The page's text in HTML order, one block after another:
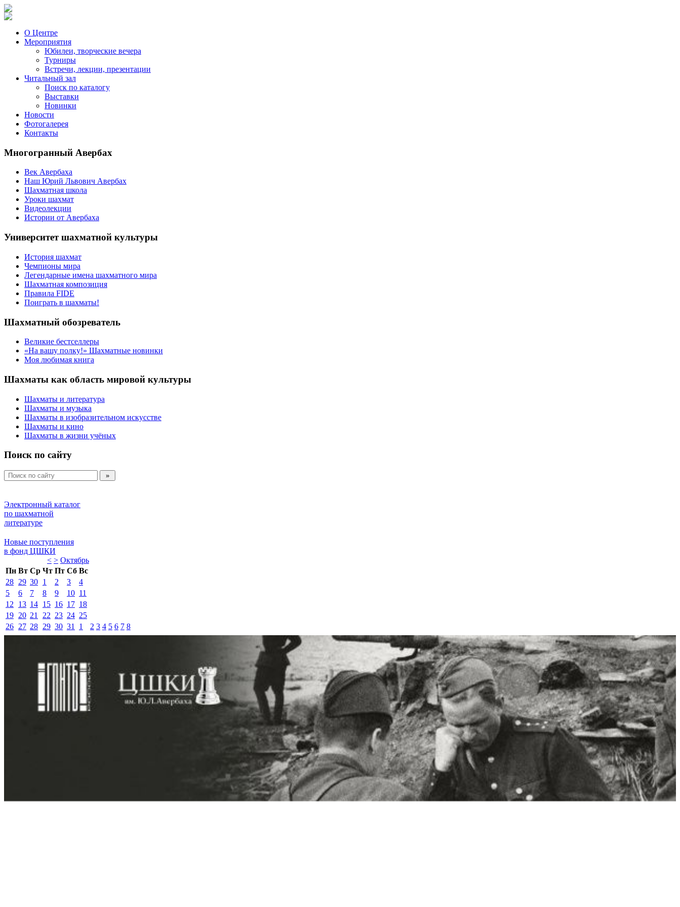
О Центре
Мероприятия
Юбилеи, творческие вечера
Турниры
Встречи, лекции, презентации
Читальный зал
Поиск по каталогу
Выставки
Новинки
Новости
Фотогалерея
Контакты
Многогранный Авербах
Век Авербаха
Наш Юрий Львович Авербах
Шахматная школа
Уроки шахмат
Видеолекции
Истории от Авербаха
Университет шахматной культуры
История шахмат
Чемпионы мира
Легендарные имена шахматного мира
Шахматная композиция
Правила FIDE
Поиграть в шахматы!
Шахматный обозреватель
Великие бестселлеры
«На вашу полку!» Шахматные новинки
Моя любимая книга
Шахматы как область мировой культуры
Шахматы и литература
Шахматы и музыка
Шахматы в изобразительном искусстве
Шахматы и кино
Шахматы в жизни учёных
Поиск по сайту
Электронный каталог
по шахматной
литературе
Новые поступления
в фонд ЦШКИ
< > Октябрь
Пн Вт Ср Чт Пт Сб Вс
28 29 30 1 2 3
4
5
6 7 8 9 10 11
12
13 14 15 16 17 18
19 20 21 22 23 24 25
26 27 28 29 30 31 1 2 3 4 5 6 7 8